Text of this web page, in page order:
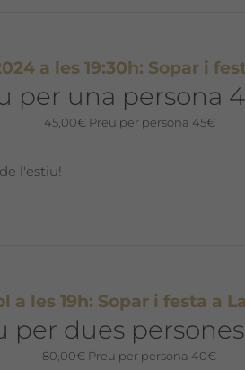
a les 19:30h: Sopar i
per una persona
45,00€ Preu per persona 45€
l'estiu!
a les 19h: Sopar i festa a
per dues
80,00€ Preu per persona 40€